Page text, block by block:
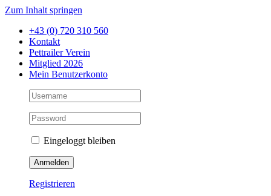
Zum Inhalt springen
+43 (0) 720 310 560
Kontakt
Pettrailer Verein
Mitglied 2026
Mein Benutzerkonto
Eingeloggt bleiben
Registrieren